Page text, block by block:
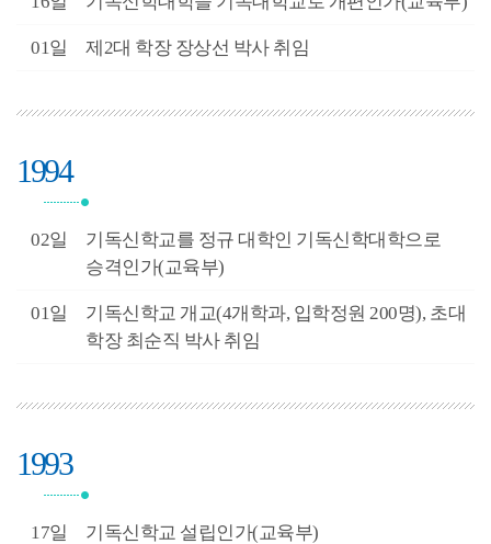
01일 제2대 학장 장상선 박사 취임
1994
02일
기독신학교를 정규 대학인 기독신학대학으로
승격인가(교육부)
01일
기독신학교 개교(4개학과, 입학정원 200명), 초대
학장 최순직 박사 취임
1993
17일 기독신학교 설립인가(교육부)